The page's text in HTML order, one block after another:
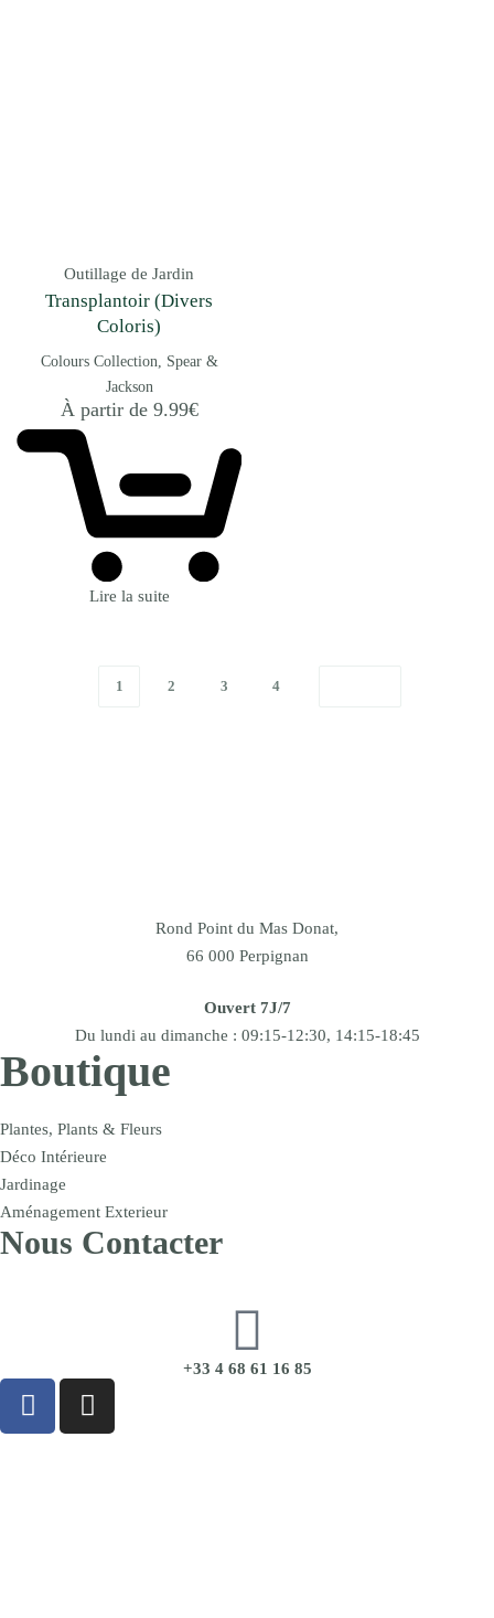
Outillage de Jardin
Transplantoir (Divers
Coloris)
Colours Collection
Spear &
Jackson
À partir de 9.99€
Lire la suite
1 2 3 4
Rond Point du Mas Donat,
66 000 Perpignan
Ouvert 7J/7
Du lundi au dimanche : 09:15-12:30, 14:15-18:45
Boutique
Plantes, Plants & Fleurs
Déco Intérieure
Jardinage
Aménagement Exterieur
Nous Contacter
+33 4 68 61 16 85